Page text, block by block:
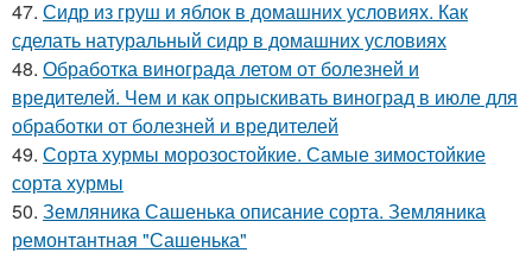
47. Сидр из груш и яблок в домашних условиях. Как
сделать натуральный сидр в домашних условиях
48. Обработка винограда летом от болезней и
вредителей. Чем и как опрыскивать виноград в июле для
обработки от болезней и вредителей
49. Сорта хурмы морозостойкие. Самые зимостойкие
сорта хурмы
50. Земляника Сашенька описание сорта. Земляника
ремонтантная "Сашенька"